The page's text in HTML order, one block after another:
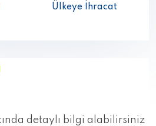
Ülkeye İhracat
detaylı bilgi alabilirsiniz